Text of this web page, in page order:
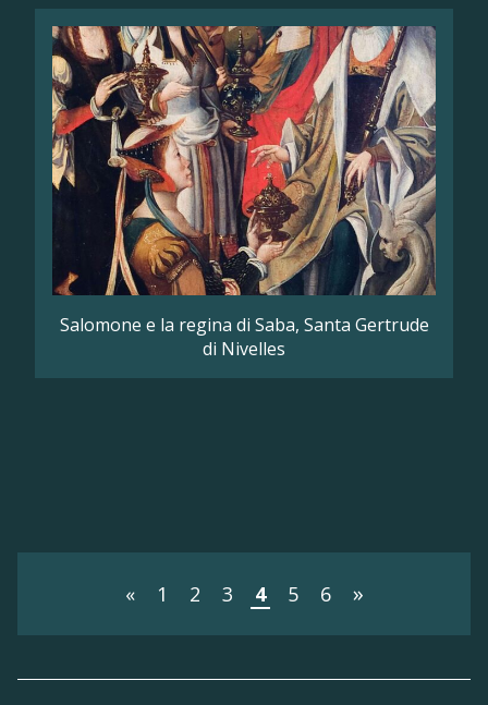
Salomone e la regina di Saba, Santa Gertrude
di Nivelles
« 1 2 3 4 5 6 »